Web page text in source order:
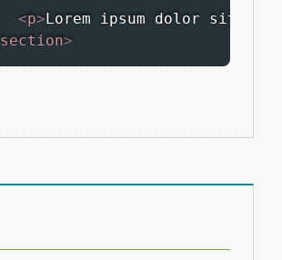
<p>Lorem ipsum dolor sit
section>